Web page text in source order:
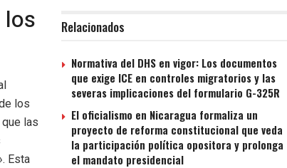
Relacionados
Normativa del DHS en vigor: Los documentos
que exige ICE en controles migratorios y las
severas implicaciones del formulario G-325R
El oficialismo en Nicaragua formaliza un
proyecto de reforma constitucional que veda
la participación política opositora y prolonga
el mandato presidencial
los
los
las
Esta